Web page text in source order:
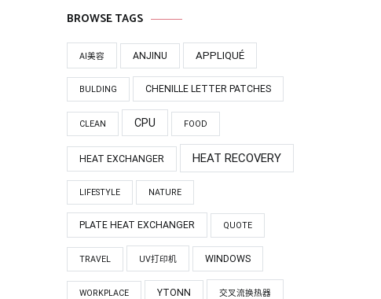
BROWSE TAGS
AI美容 ANJINU APPLIQUÉ
BULDING CHENILLE LETTER PATCHES
CLEAN CPU FOOD
HEAT EXCHANGER HEAT RECOVERY
LIFESTYLE NATURE
PLATE HEAT EXCHANGER QUOTE
TRAVEL UV打印机 WINDOWS
WORKPLACE YTONN 交叉流换热器